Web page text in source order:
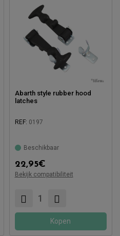
Abarth style rubber hood
latches
REF: 0197
Beschikbaar
22,95€
Bekijk compatibiliteit
Kopen